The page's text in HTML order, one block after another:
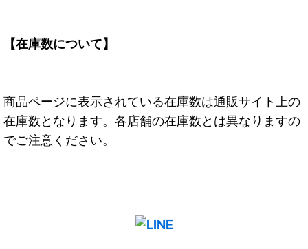
【在庫数について】
商品ページに表示されている在庫数は通販サイト上の
在庫数となります。各店舗の在庫数とは異なりますの
でご注意ください。